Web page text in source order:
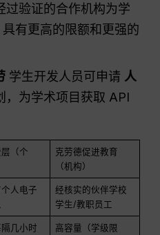
过验证的合作机构为学
有更高的限额和更强的
学生开发人员可申请 人
，为学术项目获取 API
（个
克劳德促进教育
（机构）
人电子
经核实的伙伴学校
学生/教职员工
几小时
高容量（学级限